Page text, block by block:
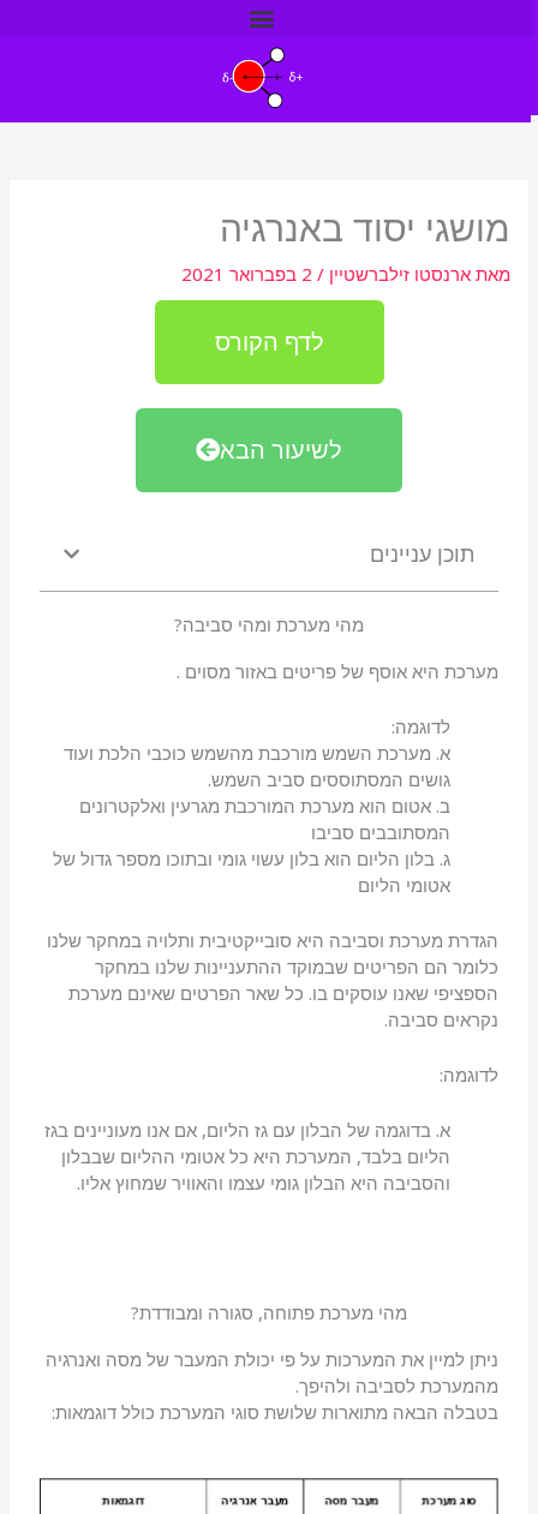
מושגי יסוד באנרגיה
מאת ארנסטו זילברשטיין / 2 בפברואר 2021
לדף הקורס
לשיעור הבא
תוכן עניינים
מהי מערכת ומהי סביבה?
מערכת היא אוסף של פריטים באזור מסוים .
לדוגמה:
א. מערכת השמש מורכבת מהשמש כוכבי הלכת ועוד
גושים המסתוססים סביב השמש.
ב. אטום הוא מערכת המורכבת מגרעין ואלקטרונים
המסתובבים סביבו
ג. בלון הליום הוא בלון עשוי גומי ובתוכו מספר גדול של
אטומי הליום
הגדרת מערכת וסביבה היא סובייקטיבית ותלויה במחקר שלנו
כלומר הם הפריטים שבמוקד ההתעניינות שלנו במחקר
הספציפי שאנו עוסקים בו. כל שאר הפרטים שאינם מערכת
נקראים סביבה.
לדוגמה:
א. בדוגמה של הבלון עם גז הליום, אם אנו מעוניינים בגז
הליום בלבד, המערכת היא כל אטומי ההליום שבבלון
והסביבה היא הבלון גומי עצמו והאוויר שמחוץ אליו.
מהי מערכת פתוחה, סגורה ומבודדת?
ניתן למיין את המערכות על פי יכולת המעבר של מסה ואנרגיה
מהמערכת לסביבה ולהיפך.
בטבלה הבאה מתוארות שלושת סוגי המערכת כולל דוגמאות: